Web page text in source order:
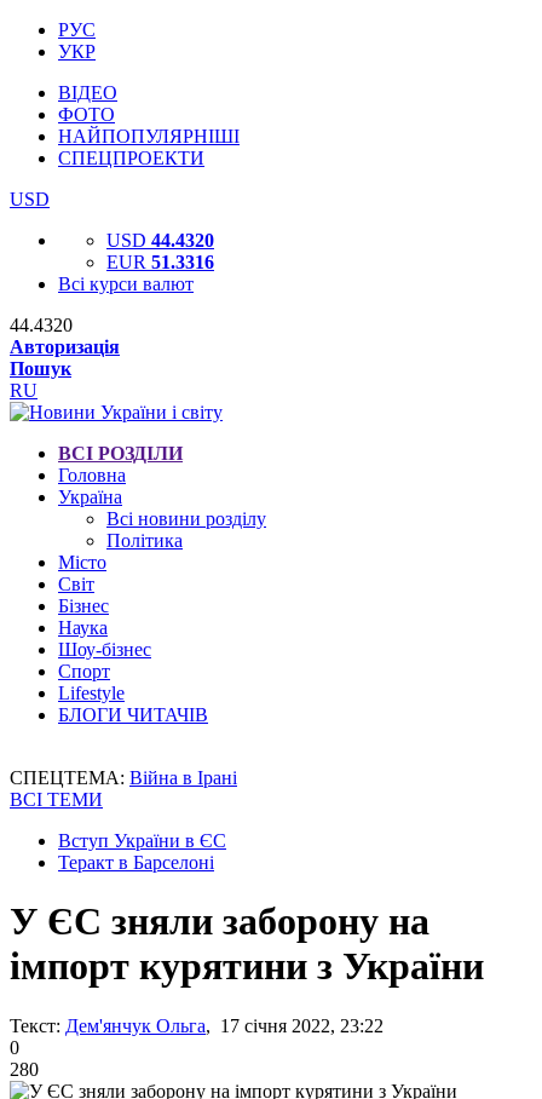
РУС
УКР
ВІДЕО
ФОТО
НАЙПОПУЛЯРНІШІ
СПЕЦПРОЕКТИ
USD
USD 44.4320
EUR 51.3316
Всі курси валют
44.4320
Авторизація
Пошук
RU
ВСІ РОЗДІЛИ
Головна
Україна
Всі новини розділу
Політика
Місто
Світ
Бізнес
Наука
Шоу-бізнес
Спорт
Lifestyle
БЛОГИ ЧИТАЧІВ
СПЕЦТЕМА: Війна в Ірані
ВСІ ТЕМИ
Вступ України в ЄС
Теракт в Барселоні
У ЄС зняли заборону на
імпорт курятини з України
Текст: Дем'янчук Ольга, 17 січня 2022, 23:22
0
280